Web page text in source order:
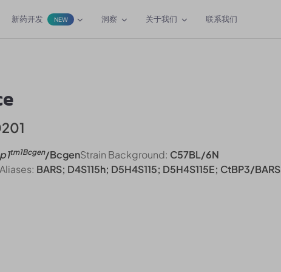
新药开发 NEW 洞察 关于我们 联系我们
tm1Bcgen/BcgenStrain Background: C57BL/6N
Aliases: BARS; D4S115h; D5H4S115; D5H4S115E; CtBP3/BARS